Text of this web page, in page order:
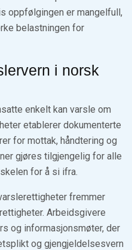
oppfølgingen er mangelfull,
belastningen for
i norsk
enkelt kan varsle om
etablerer dokumenterte
for mottak, håndtering og
gjøres tilgjengelig for alle
for å si ifra.
fremmer
Arbeidsgivere
og informasjonsmøter, der
og gjengjeldelsesvern